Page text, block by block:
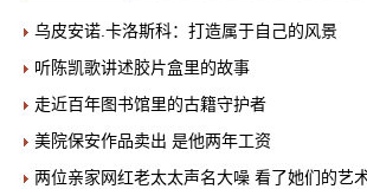
乌皮安诺.卡洛斯科：打造属于自己的风景
听陈凯歌讲述胶片盒里的故事
走近百年图书馆里的古籍守护者
美院保安作品卖出 是他两年工资
两位亲家网红老太太声名大噪 看了她们的艺